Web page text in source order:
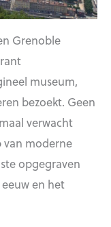
Grenoble
museum,
bezoekt. Geen
verwacht
van moderne
opgegraven
en het